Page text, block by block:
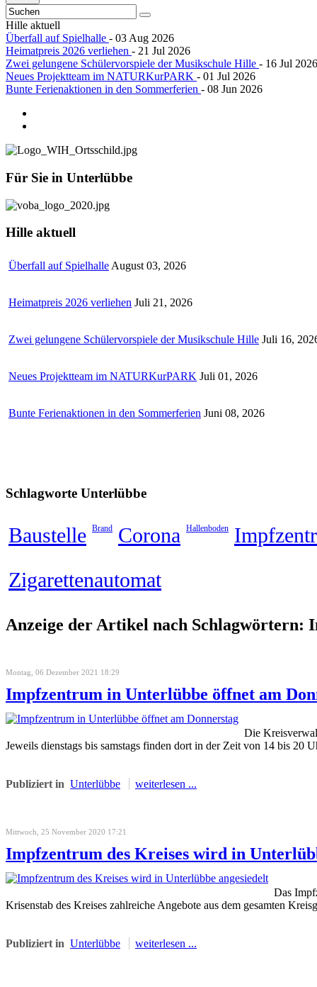
Hille aktuell
Überfall auf Spielhalle - 03 Aug 2026
Heimatpreis 2026 verliehen - 21 Jul 2026
Zwei gelungene Schülervorspiele der Musikschule Hille - 16 Jul 2026
Neues Projektteam im NATURKurPARK - 01 Jul 2026
Bunte Ferienaktionen in den Sommerferien - 08 Jun 2026
Für Sie in Unterlübbe
Hille aktuell
Überfall auf Spielhalle August 03, 2026
Heimatpreis 2026 verliehen Juli 21, 2026
Zwei gelungene Schülervorspiele der Musikschule Hille Juli 16,
Neues Projektteam im NATURKurPARK Juli 01, 2026
Bunte Ferienaktionen in den Sommerferien Juni 08, 2026
Schlagworte Unterlübbe
Baustelle Brand Corona Hallenboden
Zigarettenautomat
Anzeige der Artikel nach Schlagwörtern:
Montag, 06 Dezember 2021 18:29
Impfzentrum in Unterlübbe öffnet am
Die
Jeweils dienstags bis samstags finden dort in der Zeit von 14 bis 20
Publiziert in Unterlübbe weiterlesen ...
Mittwoch, 25 November 2020 17:21
Impfzentrum des Kreises wird in
Das
Krisenstab des Kreises zahlreiche Angebote aus dem gesamten
Publiziert in Unterlübbe weiterlesen ...